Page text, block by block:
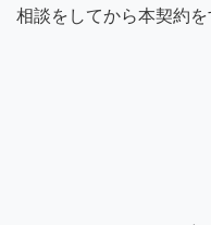
相談をしてから本契約を